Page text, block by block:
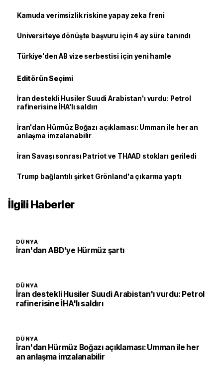
Kamuda verimsizlik riskine yapay zeka freni
Üniversiteye dönüşte başvuru için 4 ay süre tanındı
Türkiye'den AB vize serbestisi için yeni hamle
Editörün Seçimi
İran destekli Husiler Suudi Arabistan'ı vurdu: Petrol
rafinerisine İHA'lı saldırı
İran'dan Hürmüz Boğazı açıklaması: Umman ile her an
anlaşma imzalanabilir
İran Savaşı sonrası Patriot ve THAAD stokları geriledi
Trump bağlantılı şirket Grönland'a çıkarma yaptı
İlgili Haberler
DÜNYA
İran'dan ABD'ye Hürmüz şartı
DÜNYA
İran destekli Husiler Suudi Arabistan'ı vurdu: Petrol
rafinerisine İHA'lı saldırı
DÜNYA
İran'dan Hürmüz Boğazı açıklaması: Umman ile her
an anlaşma imzalanabilir